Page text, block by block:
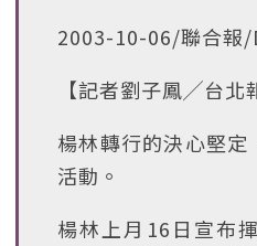
2003-10-06/聯合報/
【記者劉子鳳╱台北
楊林轉行的決心堅
活動。
楊林上月16日宣布